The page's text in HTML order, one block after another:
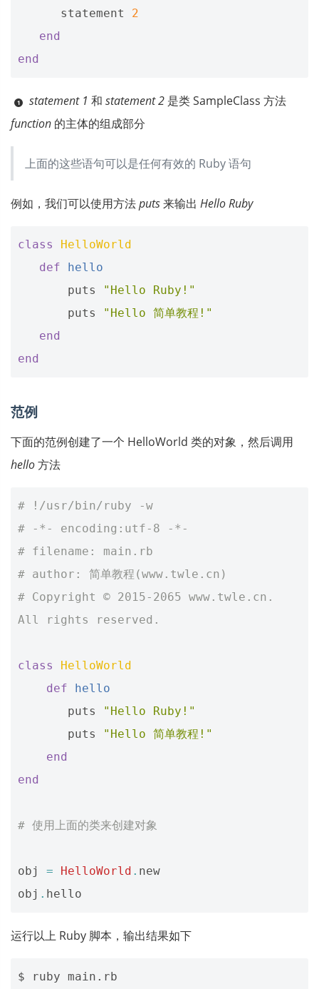
statement
2
end
end
statement 1 和 statement 2 是类 SampleClass 方法
function 的主体的组成部分
上面的这些语句可以是任何有效的 Ruby 语句
例如，我们可以使用方法puts来输出 Hello Ruby
class
HelloWorld
def
hello
puts
"Hello Ruby!"
puts
"Hello 简单教程!"
end
end
范例
下面的范例创建了一个 HelloWorld 类的对象，然后调用
hello方法
# !/usr/bin/ruby -w
# -*- encoding:utf-8 -*-
# filename: main.rb
# author: 简单教程(www.twle.cn)
# Copyright © 2015-2065 www.twle.cn.
All rights reserved.
class
HelloWorld
def
hello
puts
"Hello Ruby!"
puts
"Hello 简单教程!"
end
end
# 使用上面的类来创建对象
obj = HelloWorld . new
obj . hello
运行以上 Ruby 脚本，输出结果如下
$ ruby main.rb